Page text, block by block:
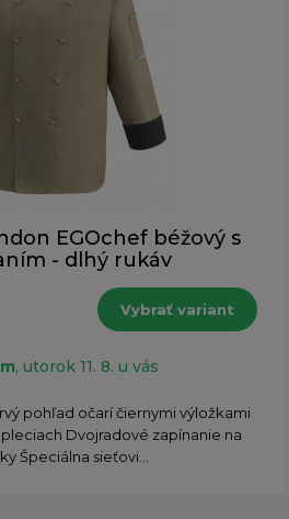
EGOchef béžový s
- dlhý rukáv
Vybrať variant
, utorok 11. 8. u vás
pohľad očarí čiernymi výložkami
Dvojradové zapínanie na
Špeciálna sieťovi...